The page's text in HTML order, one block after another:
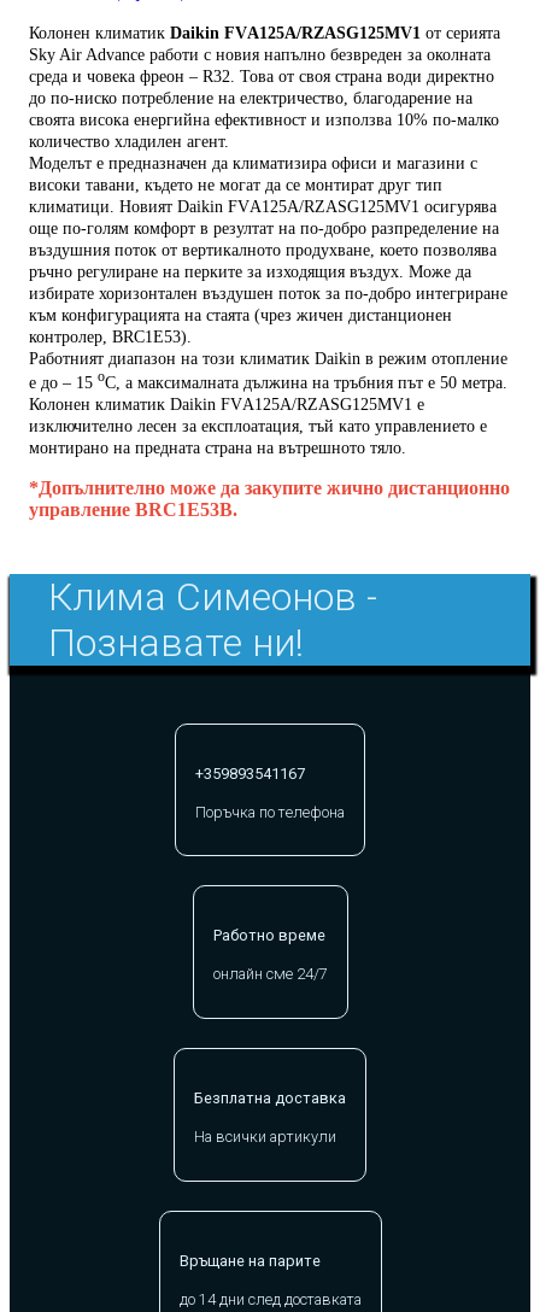
Колонен климатик Daikin FVА125А/RZASG125MV1 от серията
Sky Air Advance работи с новия напълно безвреден за околната
среда и човека фреон – R32. Това от своя страна води директно
до по-ниско потребление на електричество, благодарение на
своята висока енергийна ефективност и използва 10% по-малко
количество хладилен агент.
Моделът е предназначен да климатизира офиси и магазини с
високи тавани, където не могат да се монтират друг тип
климатици. Новият Daikin FVА125А/RZASG125MV1 осигурява
още по-голям комфорт в резултат на по-добро разпределение на
въздушния поток от вертикалното продухване, което позволява
ръчно регулиране на перките за изходящия въздух. Може да
избирате хоризонтален въздушен поток за по-добро интегриране
към конфигурацията на стаята (чрез жичен дистанционен
контролер, BRC1E53).
Работният диапазон на този климатик Daikin в режим отопление
е до – 15 оС, а максималната дължина на тръбния път е 50 метра.
Колонен климатик Daikin FVА125А/RZASG125MV1 е
изключително лесен за експлоатация, тъй като управлението е
монтирано на предната страна на вътрешното тяло.
*Допълнително може да закупите жично дистанционно
управление BRC1E53B.
Клима Симеонов -
Познавате ни!
+359893541167
Поръчка по телефона
Работно време
онлайн сме 24/7
Безплатна доставка
На всички артикули
Връщане на парите
до 14 дни след доставката